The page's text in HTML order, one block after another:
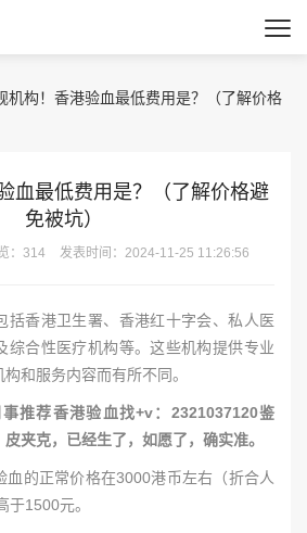
机构！香港验血最低费用是？（了解价格
血最低费用是？（了解价格避
免被坑）
：314 发表时间：2024-11-25 11:26:56
括香港卫生署、香港红十字会、私人医
综合性医疗机构等。这些机构提供专业
和服务内容而有所不同。
推荐香港验血找+v：2321037120鉴
夹克，已经生了，如愿了，确实准。
血的正常价格在3000港币左右（折合人
于1500元。